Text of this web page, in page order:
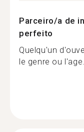
Parceiro/a de
perfeito
Quelqu'un
le genre ou